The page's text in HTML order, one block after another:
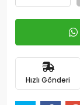
Hızlı Gönderi